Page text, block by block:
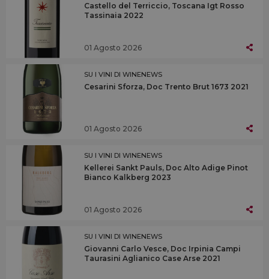
Castello del Terriccio, Toscana Igt Rosso
Tassinaia 2022
01 Agosto 2026
SU I VINI DI WINENEWS
Cesarini Sforza, Doc Trento Brut 1673 2021
01 Agosto 2026
SU I VINI DI WINENEWS
Kellerei Sankt Pauls, Doc Alto Adige Pinot
Bianco Kalkberg 2023
01 Agosto 2026
SU I VINI DI WINENEWS
Giovanni Carlo Vesce, Doc Irpinia Campi
Taurasini Aglianico Case Arse 2021